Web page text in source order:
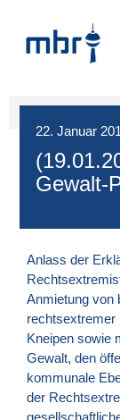
22. Januar
Gewalt-
Anlass der
Anmietung von
rechtsextremer
Kneipen sowie
Gewalt, den
kommunale
der